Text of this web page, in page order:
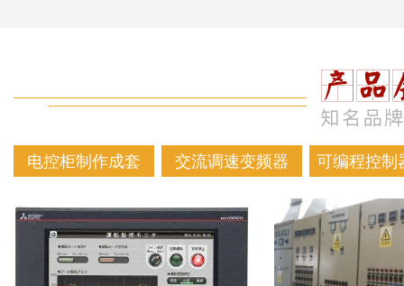
电控柜制作成套 交流调速变频器 可编程控制